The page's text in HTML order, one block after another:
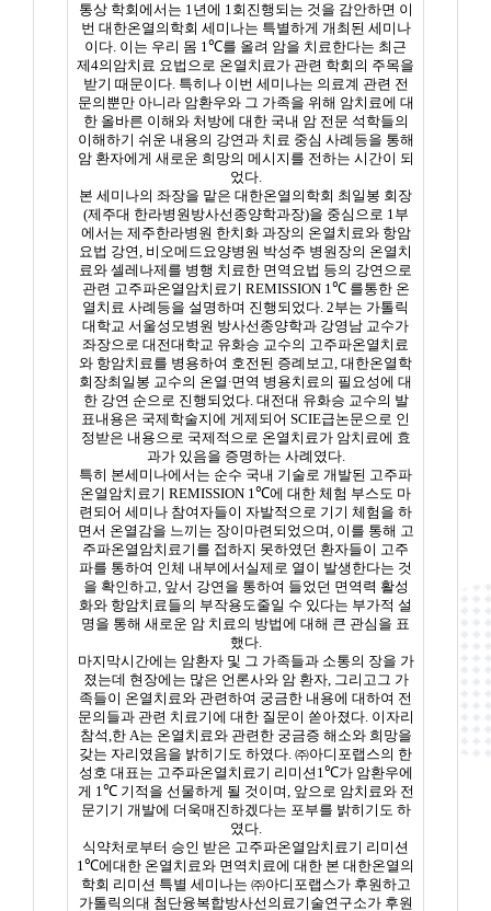
통상 학회에서는 1년에 1회진행되는 것을 감안하면 이
번 대한온열의학회 세미나는 특별하게 개최된 세미나
이다. 이는 우리 몸 1℃를 올려 암을 치료한다는 최근
제4의암치료 요법으로 온열치료가 관련 학회의 주목을
받기 때문이다. 특히나 이번 세미나는 의료계 관련 전
문의뿐만 아니라 암환우와 그 가족을 위해 암치료에 대
한 올바른 이해와 처방에 대한 국내 암 전문 석학들의
이해하기 쉬운 내용의 강연과 치료 중심 사례등을 통해
암 환자에게 새로운 희망의 메시지를 전하는 시간이 되
었다.
본 세미나의 좌장을 맡은 대한온열의학회 최일봉 회장
(제주대 한라병원방사선종양학과장)을 중심으로 1부
에서는 제주한라병원 한치화 과장의 온열치료와 항암
요법 강연, 비오메드요양병원 박성주 병원장의 온열치
료와 셀레나제를 병행 치료한 면역요법 등의 강연으로
관련 고주파온열암치료기 REMISSION 1℃ 를통한 온
열치료 사례등을 설명하며 진행되었다. 2부는 가톨릭
대학교 서울성모병원 방사선종양학과 강영남 교수가
좌장으로 대전대학교 유화승 교수의 고주파온열치료
와 항암치료를 병용하여 호전된 증례보고, 대한온열학
회장최일봉 교수의 온열 ∙면역 병용치료의 필요성에 대
한 강연 순으로 진행되었다. 대전대 유화승 교수의 발
표내용은 국제학술지에 게제되어 SCIE급논문으로 인
정받은 내용으로 국제적으로 온열치료가 암치료에 효
과가 있음을 증명하는 사례였다.
특히 본세미나에서는 순수 국내 기술로 개발된 고주파
온열암치료기 REMISSION 1℃에 대한 체험 부스도 마
련되어 세미나 참여자들이 자발적으로 기기 체험을 하
면서 온열감을 느끼는 장이마련되었으며, 이를 통해 고
주파온열암치료기를 접하지 못하였던 환자들이 고주
파를 통하여 인체 내부에서실제로 열이 발생한다는 것
을 확인하고, 앞서 강연을 통하여 들었던 면역력 활성
화와 항암치료들의 부작용도줄일 수 있다는 부가적 설
명을 통해 새로운 암 치료의 방법에 대해 큰 관심을 표
했다.
마지막시간에는 암환자 및 그 가족들과 소통의 장을 가
졌는데 현장에는 많은 언론사와 암 환자, 그리고그 가
족들이 온열치료와 관련하여 궁금한 내용에 대하여 전
문의들과 관련 치료기에 대한 질문이 쏟아졌다. 이자리
참석,한A는 온열치료와 관련한 궁금증 해소와 희망을
갖는 자리였음을 밝히기도 하였다. ㈜아디포랩스의 한
성호 대표는 고주파온열치료기 리미션 1℃가 암환우에
게 1℃ 기적을 선물하게 될 것이며, 앞으로 암치료와 전
문기기 개발에 더욱매진하겠다는 포부를 밝히기도 하
였다.
식약처로부터 승인 받은 고주파온열암치료기 리미션
1℃에대한 온열치료와 면역치료에 대한 본 대한온열의
학회 리미션 특별 세미나는 ㈜아디포랩스가 후원하고
가톨릭의대 첨단융복합방사선의료기술연구소가 후원